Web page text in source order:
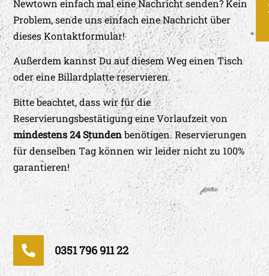
Newtown einfach mal eine Nachricht senden? Kein
Problem, sende uns einfach eine Nachricht über
dieses Kontaktformular!
Außerdem kannst Du auf diesem Weg einen Tisch
oder eine Billardplatte reservieren.
Bitte beachtet, dass wir für die
Reservierungsbestätigung eine Vorlaufzeit von
mindestens 24Stundenbenötigen. Reservierungen
für denselben Tag können wir leider nicht zu 100%
garantieren!
0351 796 911 22